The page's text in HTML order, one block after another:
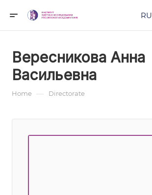
RU
Вересникова Анна
Васильевна
Home — Directorate